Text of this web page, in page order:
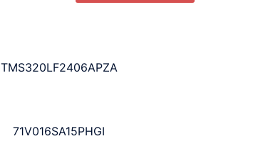
TMS320LF2406APZA
71V016SA15PHGI